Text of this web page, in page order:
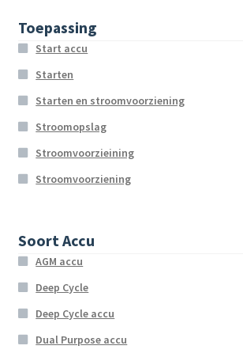
Toepassing
Start accu
Starten
Starten en stroomvoorziening
Stroomopslag
Stroomvoorzieining
Stroomvoorziening
Soort Accu
AGM accu
Deep Cycle
Deep Cycle accu
Dual Purpose accu